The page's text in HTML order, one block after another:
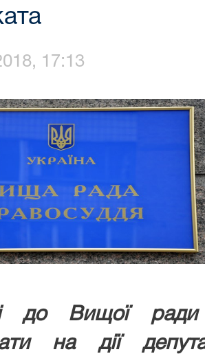
17:13
до Вищої ради
на дії